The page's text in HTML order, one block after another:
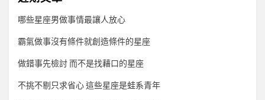
哪些星座男做事情最讓人放心
霸氣做事沒有條件就創造條件的星座
做錯事先檢討 而不是找藉口的星座
不挑不剔只求省心 這些星座是蛙系青年